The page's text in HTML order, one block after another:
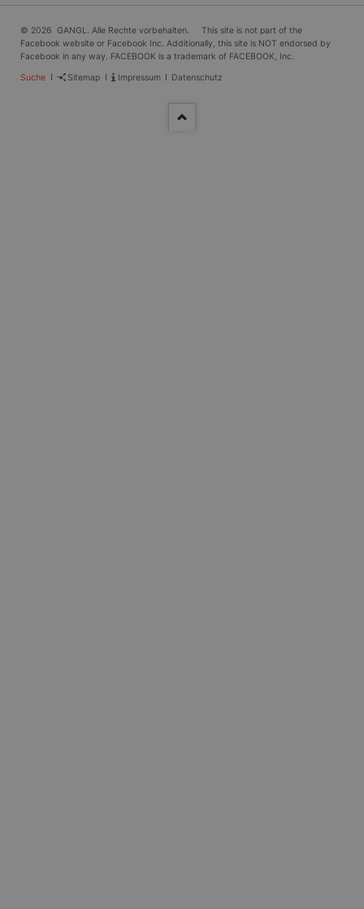
© 2026 GANGL. Alle Rechte vorbehalten. This site is not part of the
Facebook website or Facebook Inc. Additionally, this site is NOT endorsed by
Facebook in any way. FACEBOOK is a trademark of FACEBOOK, Inc.
Navigation
Suche Sitemap Impressum Datenschutz